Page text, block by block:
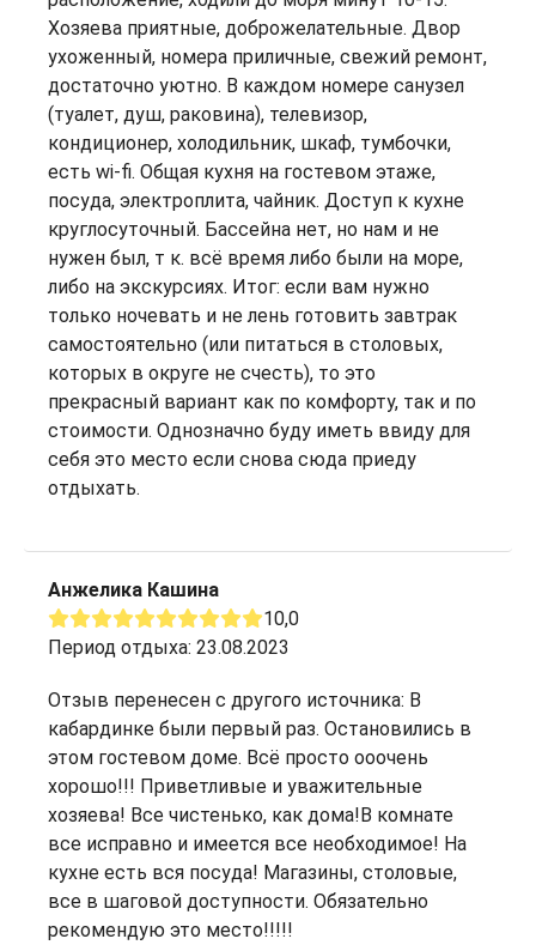
Хозяева приятные, доброжелательные. Двор
ухоженный, номера приличные, свежий ремонт,
достаточно уютно. В каждом номере санузел
(туалет, душ, раковина), телевизор,
кондиционер, холодильник, шкаф, тумбочки,
есть wi-fi. Общая кухня на гостевом этаже,
посуда, электроплита, чайник. Доступ к кухне
круглосуточный. Бассейна нет, но нам и не
нужен был, т к. всё время либо были на море,
либо на экскурсиях. Итог: если вам нужно
только ночевать и не лень готовить завтрак
самостоятельно (или питаться в столовых,
которых в округе не счесть), то это
прекрасный вариант как по комфорту, так и по
стоимости. Однозначно буду иметь ввиду для
себя это место если снова сюда приеду
отдыхать.
Анжелика Кашина
10,0
Период отдыха: 23.08.2023
Отзыв перенесен с другого источника: В
кабардинке были первый раз. Остановились в
этом гостевом доме. Всё просто ооочень
хорошо!!! Приветливые и уважительные
хозяева! Все чистенько, как дома!В комнате
все исправно и имеется все необходимое! На
кухне есть вся посуда! Магазины, столовые,
все в шаговой доступности. Обязательно
рекомендую это место!!!!!